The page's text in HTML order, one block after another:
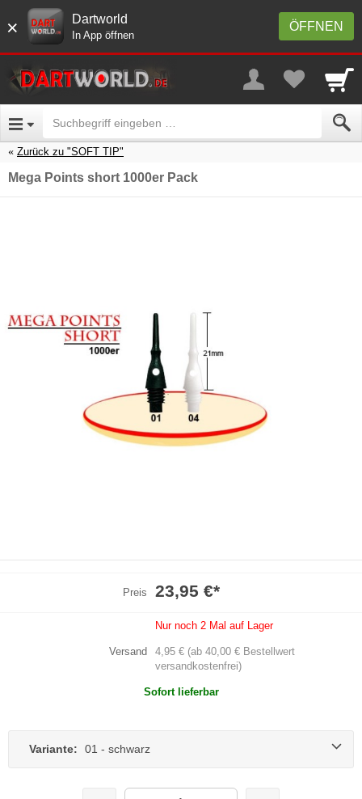
× ÖFFNEN
Dartworld
In App öffnen
Zurück zu "SOFT TIP"
Mega Points short 1000er Pack
Preis 23,95 €*
Nur noch 2 Mal auf Lager
Versand
4,95 € (ab 40,00 € Bestellwert
versandkostenfrei)
Sofort lieferbar
Variante: 01 - schwarz